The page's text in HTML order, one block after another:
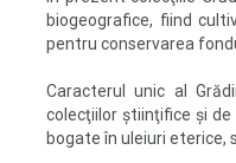
biogeografice, fiind
pentru conservarea
Caracterul unic al
colecţiilor ştiinţifice şi
bogate în uleiuri eterice,